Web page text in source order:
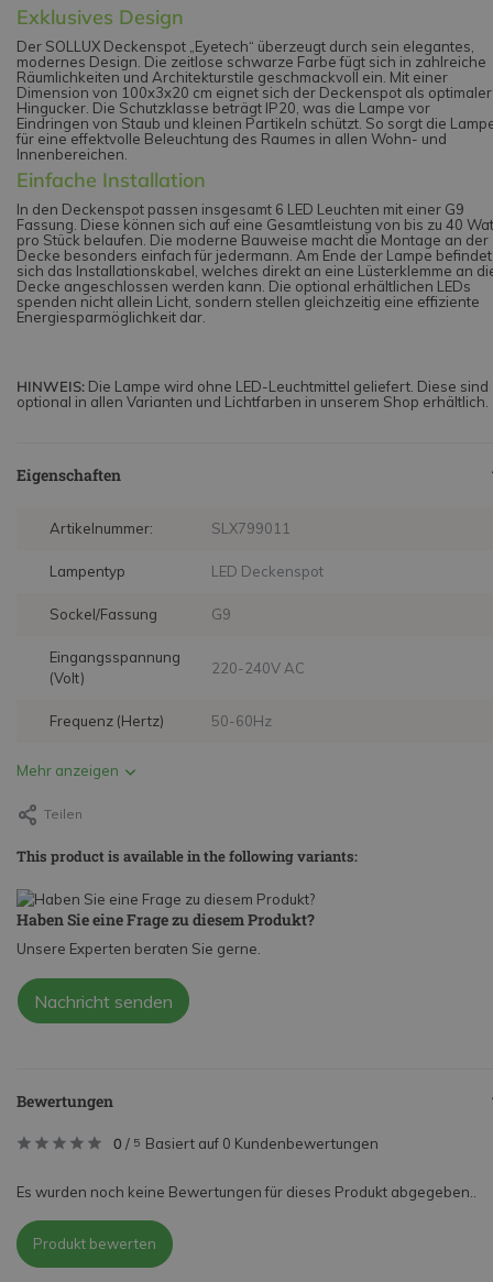
Exklusives Design
Der SOLLUX Deckenspot „Eyetech“ überzeugt durch sein elegantes,
modernes Design. Die zeitlose schwarze Farbe fügt sich in zahlreiche
Räumlichkeiten und Architekturstile geschmackvoll ein. Mit einer
Dimension von 100x3x20 cm eignet sich der Deckenspot als optimaler
Hingucker. Die Schutzklasse beträgt IP20, was die Lampe vor
Eindringen von Staub und kleinen Partikeln schützt. So sorgt die
für eine effektvolle Beleuchtung des Raumes in allen Wohn- und
Innenbereichen.
Einfache Installation
In den Deckenspot passen insgesamt 6 LED Leuchten mit einer G9
Fassung. Diese können sich auf eine Gesamtleistung von bis zu 40
pro Stück belaufen. Die moderne Bauweise macht die Montage an der
Decke besonders einfach für jedermann. Am Ende der Lampe befindet
sich das Installationskabel, welches direkt an eine Lüsterklemme an
Decke angeschlossen werden kann. Die optional erhältlichen LEDs
spenden nicht allein Licht, sondern stellen gleichzeitig eine effiziente
Energiesparmöglichkeit dar.
HINWEIS: Die Lampe wird ohne LED-Leuchtmittel geliefert. Diese sind
optional in allen Varianten und Lichtfarben in unserem Shop erhältlich.
Eigenschaften
Artikelnummer: SLX799011
Lampentyp LED Deckenspot
Sockel/Fassung G9
Eingangsspannung
(Volt)
220-240V AC
Frequenz (Hertz) 50-60Hz
Mehr anzeigen
Teilen
This product is available in the following variants:
Haben Sie eine Frage zu diesem Produkt?
Unsere Experten beraten Sie gerne.
Nachricht senden
Bewertungen
0 / 5 Basiert auf 0 Kundenbewertungen
Es wurden noch keine Bewertungen für dieses Produkt abgegeben..
Produkt bewerten